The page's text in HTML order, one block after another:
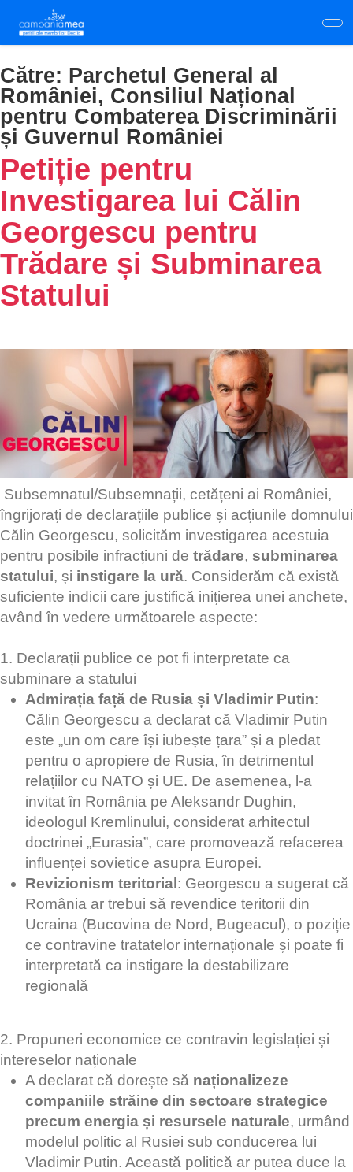
main
content
Către: Parchetul General al
României, Consiliul Național
pentru Combaterea Discriminării
și Guvernul României
Petiție pentru
Investigarea lui Călin
Georgescu pentru
Trădare și Subminarea
Statului
Subsemnatul/Subsemnații, cetățeni ai României,
îngrijorați de declarațiile publice și acțiunile domnului
Călin Georgescu, solicităm investigarea acestuia
pentru posibile infracțiuni de trădare, subminarea
statului, și instigare la ură. Considerăm că există
suficiente indicii care justifică inițierea unei anchete,
având în vedere următoarele aspecte:
1. Declarații publice ce pot fi interpretate ca
subminare a statului
Admirația față de Rusia și Vladimir Putin:
Călin Georgescu a declarat că Vladimir Putin
este „un om care își iubește țara” și a pledat
pentru o apropiere de Rusia, în detrimentul
relațiilor cu NATO și UE. De asemenea, l-a
invitat în România pe Aleksandr Dughin,
ideologul Kremlinului, considerat arhitectul
doctrinei „Eurasia”, care promovează refacerea
influenței sovietice asupra Europei.
Revizionism teritorial: Georgescu a sugerat că
România ar trebui să revendice teritorii din
Ucraina (Bucovina de Nord, Bugeacul), o poziție
ce contravine tratatelor internaționale și poate fi
interpretată ca instigare la destabilizare
regională
2. Propuneri economice ce contravin legislației și
intereselor naționale
A declarat că dorește să naționalizeze
companiile străine din sectoare strategice
precum energia și resursele naturale, urmând
modelul politic al Rusiei sub conducerea lui
Vladimir Putin. Această politică ar putea duce la